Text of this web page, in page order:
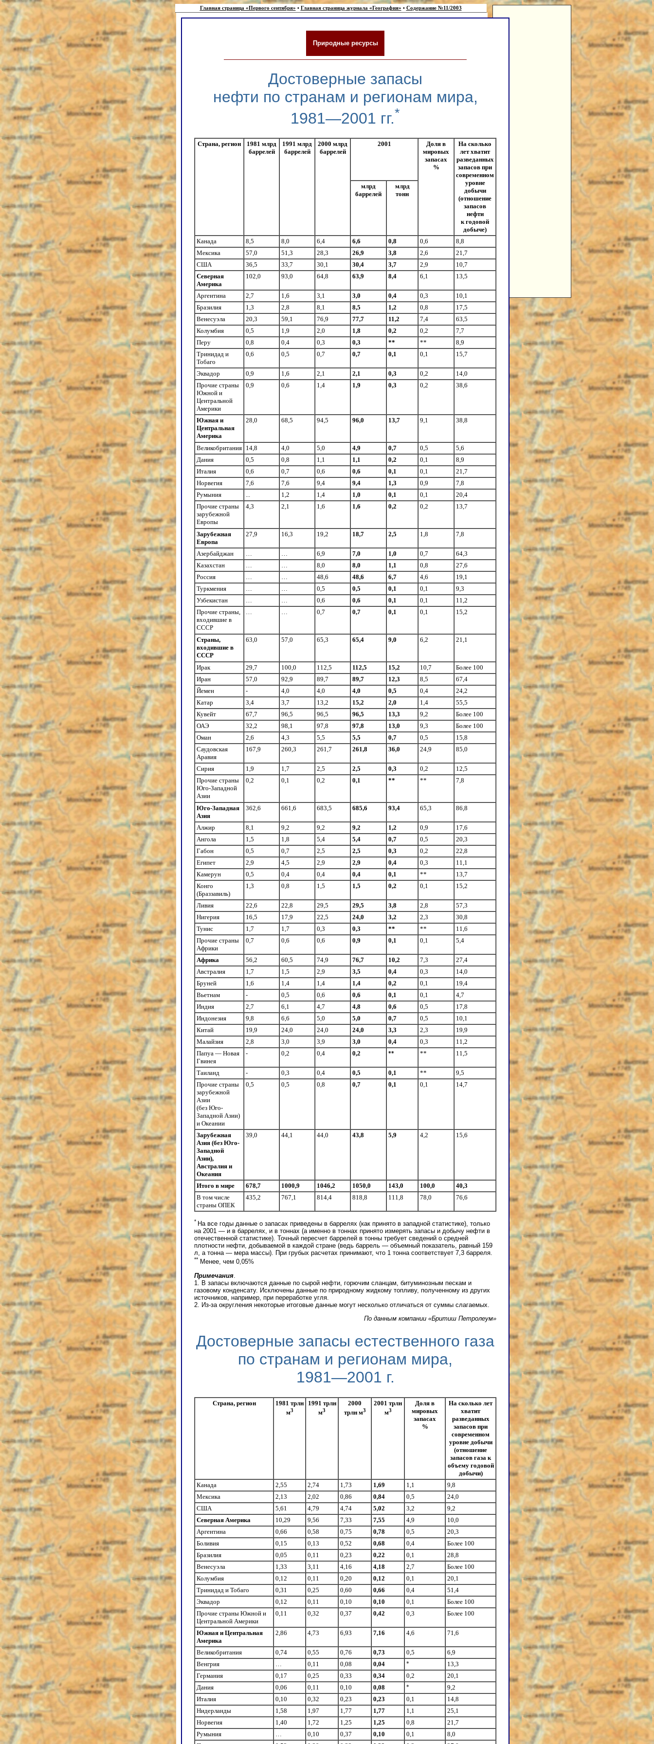
Главная страница «Первого сентября» • Главная страница журнала «География» • Содержание №11/2003
Природные ресурсы
Достоверные запасы
нефти по странам и регионам мира,
1981—2001 гг.*
Страна, регион
1981 млрд
баррелей
1991 млрд
баррелей
2000 млрд
баррелей
2001
Доля в
мировых
запасах
%
На сколько
лет хватит
разведанных
запасов при
современном
уровне
добычи
(отношение
запасов
нефти
к годовой
добыче)
млрд
баррелей
млрд
тонн
Канада 8,5 8,0 6,4 6,6 0,8 0,6
8,8
Мексика
57,0 51,3 28,3 26,9 3,8 2,6
21,7
США
36,5 33,7 30,1 30,4 3,7 2,9
10,7
Северная
Америка
102,0 93,0 64,8 63,9 8,4 6,1 13,5
Аргентина 2,7 1,6 3,1 3,0 0,4 0,3
10,1
Бразилия
1,3 2,8 8,1 8,5 1,2 0,8
17,5
Венесуэла
20,3 59,1 76,9 77,7 11,2 7,4
63,5
Колумбия
0,5 1,9 2,0 1,8 0,2 0,2
7,7
Перу
0,8 0,4 0,3 0,3 ** **
8,9
Тринидад и
Тобаго
0,6 0,5 0,7 0,7 0,1 0,1 15,7
Эквадор 0,9 1,6 2,1 2,1 0,3 0,2
14,0
Прочие страны
Южной и
Центральной
Америки
0,9 0,6 1,4 1,9 0,3 0,2 38,6
Южная и
Центральная
Америка
28,0 68,5 94,5 96,0 13,7 9,1 38,8
Великобритания 14,8 4,0 5,0 4,9 0,7 0,5
5,6
Дания
0,5 0,8 1,1 1,1 0,2 0,1
8,9
Италия
0,6 0,7 0,6 0,6 0,1 0,1
21,7
Норвегия
7,6 7,6 9,4 9,4 1,3 0,9
7,8
Румыния
... 1,2 1,4 1,0 0,1 0,1
20,4
Прочие страны
зарубежной
Европы
4,3 2,1 1,6 1,6 0,2 0,2 13,7
Зарубежная
Европа
27,9 16,3 19,2 18,7 2,5 1,8 7,8
Азербайджан … … 6,9 7,0 1,0 0,7
64,3
Казахстан
… … 8,0 8,0 1,1 0,8
27,6
Россия
… … 48,6 48,6 6,7 4,6
19,1
Туркмения
… … 0,5 0,5 0,1 0,1
9,3
Узбекистан
… … 0,6 0,6 0,1 0,1
11,2
Прочие страны,
входившие в
СССР
… … 0,7 0,7 0,1 0,1 15,2
Страны,
входившие в
СССР
63,0 57,0 65,3 65,4 9,0 6,2 21,1
Ирак 29,7 100,0 112,5 112,5 15,2 10,7
Более 100
Иран
57,0 92,9 89,7 89,7 12,3 8,5
67,4
Йемен
- 4,0 4,0 4,0 0,5 0,4
24,2
Катар
3,4 3,7 13,2 15,2 2,0 1,4
55,5
Кувейт
67,7 96,5 96,5 96,5 13,3 9,2
Более 100
ОАЭ
32,2 98,1 97,8 97,8 13,0 9,3
Более 100
Оман
2,6 4,3 5,5 5,5 0,7 0,5
15,8
Саудовская
Аравия
167,9 260,3 261,7 261,8 36,0 24,9 85,0
Сирия 1,9 1,7 2,5 2,5 0,3 0,2
12,5
Прочие страны
Юго-Западной
Азии
0,2 0,1 0,2 0,1 ** ** 7,8
Юго-Западная
Азия
362,6 661,6 683,5 685,6 93,4 65,3 86,8
Алжир 8,1 9,2 9,2 9,2 1,2 0,9
17,6
Ангола
1,5 1,8 5,4 5,4 0,7 0,5
20,3
Габон
0,5 0,7 2,5 2,5 0,3 0,2
22,8
Египет
2,9 4,5 2,9 2,9 0,4 0,3
11,1
Камерун
0,5 0,4 0,4 0,4 0,1 **
13,7
Конго
(Браззавиль)
1,3 0,8 1,5 1,5 0,2 0,1 15,2
Ливия 22,6 22,8 29,5 29,5 3,8 2,8
57,3
Нигерия
16,5 17,9 22,5 24,0 3,2 2,3
30,8
Тунис
1,7 1,7 0,3 0,3 ** **
11,6
Прочие страны
Африки
0,7 0,6 0,6 0,9 0,1 0,1 5,4
Африка 56,2 60,5 74,9 76,7 10,2 7,3
27,4
Австралия
1,7 1,5 2,9 3,5 0,4 0,3
14,0
Бруней
1,6 1,4 1,4 1,4 0,2 0,1
19,4
Вьетнам
- 0,5 0,6 0,6 0,1 0,1
4,7
Индия
2,7 6,1 4,7 4,8 0,6 0,5
17,8
Индонезия
9,8 6,6 5,0 5,0 0,7 0,5
10,1
Китай
19,9 24,0 24,0 24,0 3,3 2,3
19,9
Малайзия
2,8 3,0 3,9 3,0 0,4 0,3
11,2
Папуа — Новая
Гвинея
- 0,2 0,4 0,2 ** ** 11,5
Таиланд - 0,3 0,4 0,5 0,1 **
9,5
Прочие страны
зарубежной
Азии
(без Юго-
Западной Азии)
и Океании
0,5 0,5 0,8 0,7 0,1 0,1 14,7
Зарубежная
Азия (без Юго-
Западной
Азии),
Австралия и
Океания
39,0 44,1 44,0 43,8 5,9 4,2 15,6
Итого в мире 678,7 1000,9 1046,2 1050,0 143,0 100,0
40,3
В том числе
страны ОПЕК
435,2 767,1 814,4 818,8 111,8 78,0 76,6
* На все годы данные о запасах приведены в баррелях (как принято в западной статистике), только
на 2001 — и в баррелях, и в тоннах (а именно в тоннах принято измерять запасы и добычу нефти в
отечественной статистике). Точный пересчет баррелей в тонны требует сведений о средней
плотности нефти, добываемой в каждой стране (ведь баррель — объемный показатель, равный 159
л, а тонна — мера массы). При грубых расчетах принимают, что 1 тонна соответствует 7,3 барреля.
** Менее, чем 0,05%
Примечания
1. В запасы включаются данные по сырой нефти, горючим сланцам, битуминозным пескам и
газовому конденсату. Исключены данные по природному жидкому топливу, полученному из других
источников, например, при переработке угля.
2. Из-за округления некоторые итоговые данные могут несколько отличаться от суммы слагаемых.
По данным компании «Бритиш Петролеум»
Достоверные запасы естественного газа
по странам и регионам мира,
1981—2001 г.
Страна, регион
1981 трлн
м3
1991 трлн
м3
2000
трлн м3
2001 трлн
м3
Доля в
мировых
запасах
%
На сколько лет
хватит
разведанных
запасов при
современном
уровне добычи
(отношение
запасов газа к
объему годовой
добычи)
Канада
2,55 2,74 1,73 1,69 1,1
9,8
Мексика
2,13 2,02 0,86 0,84 0,5
24,0
США
5,61 4,79 4,74 5,02 3,2
9,2
Северная Америка
10,29 9,56 7,33 7,55 4,9
10,0
Аргентина
0,66 0,58 0,75 0,78 0,5
20,3
Боливия
0,15 0,13 0,52 0,68 0,4
Более 100
Бразилия
0,05 0,11 0,23 0,22 0,1
28,8
Венесуэла
1,33 3,11 4,16 4,18 2,7
Более 100
Колумбия
0,12 0,11 0,20 0,12 0,1
20,1
Тринидад и Тобаго
0,31 0,25 0,60 0,66 0,4
51,4
Эквадор
0,12 0,11 0,10 0,10 0,1
Более 100
Прочие страны Южной и
Центральной Америки
0,11 0,32 0,37 0,42 0,3 Более 100
Южная и Центральная
Америка
2,86 4,73 6,93 7,16 4,6 71,6
Великобритания 0,74 0,55 0,76 0,73 0,5
6,9
Венгрия
0,11 0,08 0,04 *
13,3
Германия
0,17 0,25 0,33 0,34 0,2
20,1
Дания
0,06 0,11 0,10 0,08 *
9,2
Италия
0,10 0,32 0,23 0,23 0,1
14,8
Нидерланды
1,58 1,97 1,77 1,77 1,1
25,1
Норвегия
1,40 1,72 1,25 1,25 0,8
21,7
Румыния
0,10 0,37 0,10 0,1
8,0